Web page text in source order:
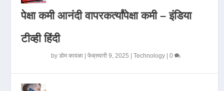
पेक्षा कमी आनंदी वापरकर्त्यांपेक्षा कमी – इंडिया
टीव्ही हिंदी
byडोम कावळा |फेब्रुवारी 9, 2025 |Technology |0